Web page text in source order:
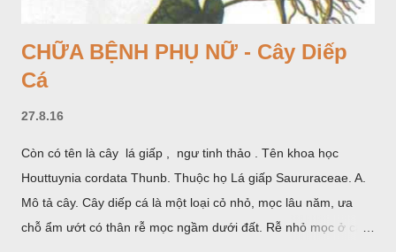
CHỮA BỆNH PHỤ NỮ - Cây Diếp
Cá
27.8.16
Còn có tên là cây lá giấp , ngư tinh thảo . Tên khoa học
Houttuynia cordata Thunb. Thuộc họ Lá giấp Saururaceae. A.
Mô tả cây. Cây diếp cá là một loại cỏ nhỏ, mọc lâu năm, ưa
chỗ ẩm ướt có thân rễ mọc ngầm dưới đất. Rễ nhỏ mọc ở các